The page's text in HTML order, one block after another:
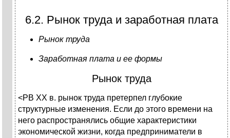
6.2. Рынок труда и заработная плата
Рынок труда
Заработная плата и ее формы
Рынок труда
<PВ ХХ в. рынок труда претерпел глубокие
структурные изменения. Если до этого времени на
него распространялись общие характеристики
экономической жизни, когда предприниматели в